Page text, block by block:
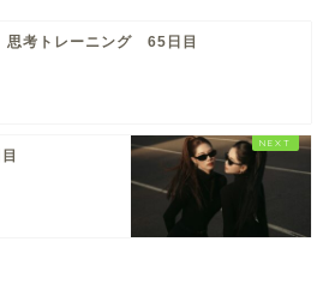
思考トレーニング 65日目